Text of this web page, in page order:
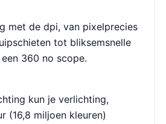
met de dpi, van pixelprecies
tot bliksemsnelle
360 no scope.
kun je verlichting,
(16,8 miljoen kleuren)